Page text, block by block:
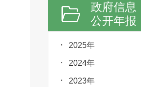
政府信息
公开年报
2025年
2024年
2023年